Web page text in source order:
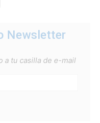
Newsletter
a tu casilla de e-mail